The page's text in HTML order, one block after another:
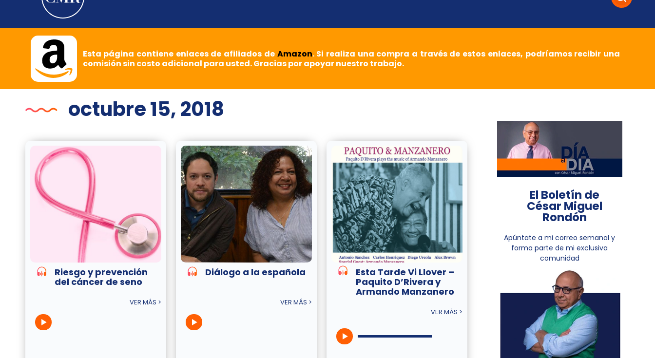
Esta página contiene enlaces de afiliados de Amazon. Si realiza una compra a través de estos enlaces, podríamos recibir una
comisión sin costo adicional para usted. Gracias por apoyar nuestro trabajo.
octubre 15, 2018
Riesgo y prevención
del cáncer de seno
VER MÁS >
Diálogo a la española
VER MÁS >
Esta Tarde Vi Llover –
Paquito D’Rivera y
Armando Manzanero
VER MÁS >
El Boletín de
César Miguel
Rondón
Apúntate a mi correo semanal y
forma parte de mi exclusiva
comunidad